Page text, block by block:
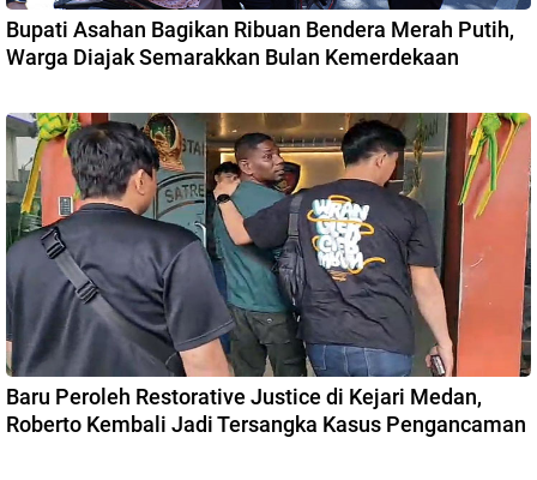
Bupati Asahan Bagikan Ribuan Bendera Merah Putih,
Warga Diajak Semarakkan Bulan Kemerdekaan
Baru Peroleh Restorative Justice di Kejari Medan,
Roberto Kembali Jadi Tersangka Kasus Pengancaman